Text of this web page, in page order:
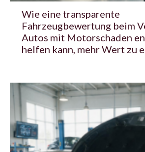
Wie eine transparente
Fahrzeugbewertung beim
Autos mit Motorschaden
helfen kann, mehr Wert zu